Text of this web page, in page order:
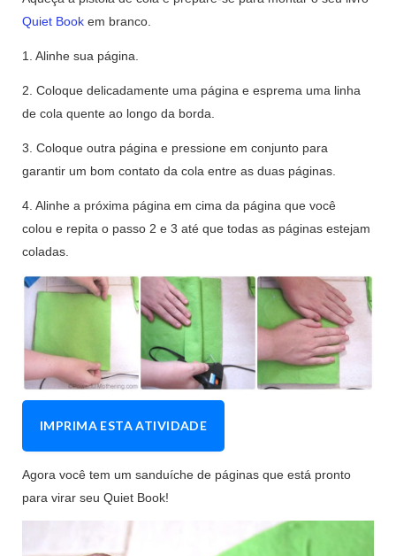
Quiet Book em branco.
1. Alinhe sua página.
2. Coloque delicadamente uma página e esprema uma linha
de cola quente ao longo da borda.
3. Coloque outra página e pressione em conjunto para
garantir um bom contato da cola entre as duas páginas.
4. Alinhe a próxima página em cima da página que você
colou e repita o passo 2 e 3 até que todas as páginas estejam
coladas.
IMPRIMA ESTA ATIVIDADE
Agora você tem um sanduíche de páginas que está pronto
para virar seu Quiet Book!